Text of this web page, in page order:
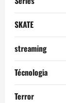
SKATE
streaming
Técnologia
Terror